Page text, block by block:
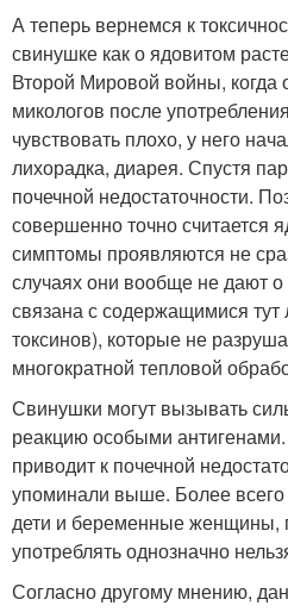
А теперь вернемся к
свинушке как о ядовитом
Второй Мировой войны, когда
микологов после
чувствовать плохо, у него
лихорадка, диарея. Спустя
почечной недостаточности.
совершенно точно считается
симптомы проявляются не
случаях они вообще не дают о
связана с содержащимися
токсинов), которые не
многократной тепловой
Свинушки могут вызывать
реакцию особыми
приводит к почечной
упоминали выше. Более всего
дети и беременные женщины,
употреблять однозначно
Согласно другому мнению,